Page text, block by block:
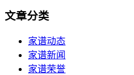
文章分类
家谱动态
家谱新闻
家谱荣誉